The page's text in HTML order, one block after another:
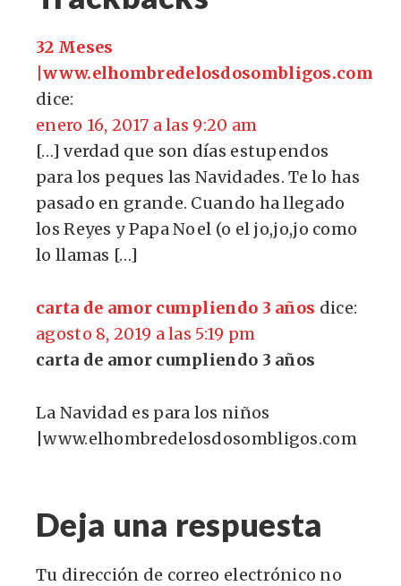
32 Meses
|www.elhombredelosdosombligos.com
dice:
enero 16, 2017 a las 9:20 am
[…] verdad que son días estupendos
para los peques las Navidades. Te lo has
pasado en grande. Cuando ha llegado
los Reyes y Papa Noel (o el jo,jo,jo como
lo llamas […]
carta de amor cumpliendo 3 años dice:
agosto 8, 2019 a las 5:19 pm
carta de amor cumpliendo 3 años
La Navidad es para los niños
|www.elhombredelosdosombligos.com
Deja una respuesta
Tu dirección de correo electrónico no